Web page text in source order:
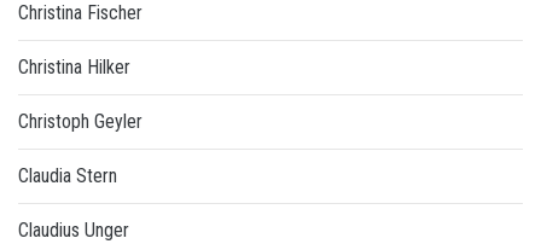
Christina Fischer
Christina Hilker
Christoph Geyler
Claudia Stern
Claudius Unger